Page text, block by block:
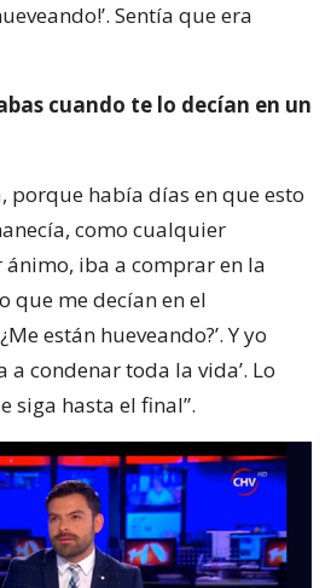
Sentía que era
cuando te lo decían en un
porque había días en que esto
como cualquier
ánimo, iba a comprar en la
que me decían en el
están hueveando?’. Y yo
a condenar toda la vida’. Lo
siga hasta el final”.